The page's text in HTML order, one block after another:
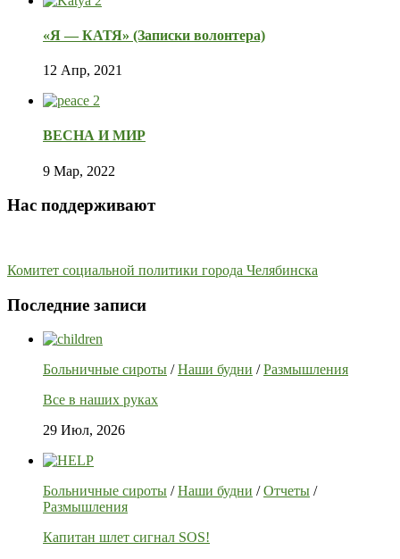
«Я — КАТЯ» (Записки волонтера)
12 Апр, 2021
ВЕСНА И МИР
9 Мар, 2022
Нас поддерживают
Комитет социальной политики города Челябинска
Последние записи
Больничные сироты /Наши будни /Размышления
Все в наших руках
29 Июл, 2026
Больничные сироты /Наши будни /Отчеты /
Размышления
Капитан шлет сигнал SOS!